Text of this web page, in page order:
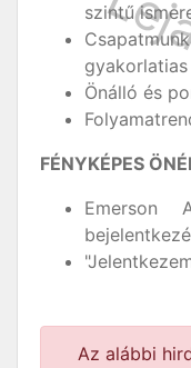
szintű
Önálló és
FÉNYKÉPES
Emerson
Az alábbi